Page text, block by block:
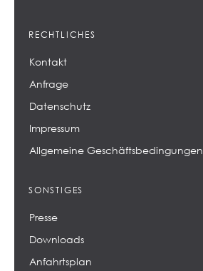
RECHTLICHES
Kontakt
Anfrage
Datenschutz
Impressum
Allgemeine Geschäftsbedingungen
SONSTIGES
Presse
Downloads
Anfahrtsplan